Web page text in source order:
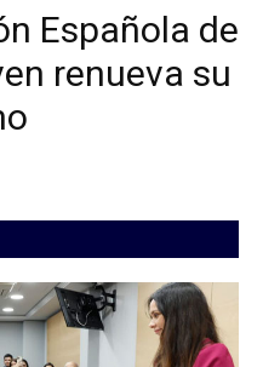
Española de
renueva su